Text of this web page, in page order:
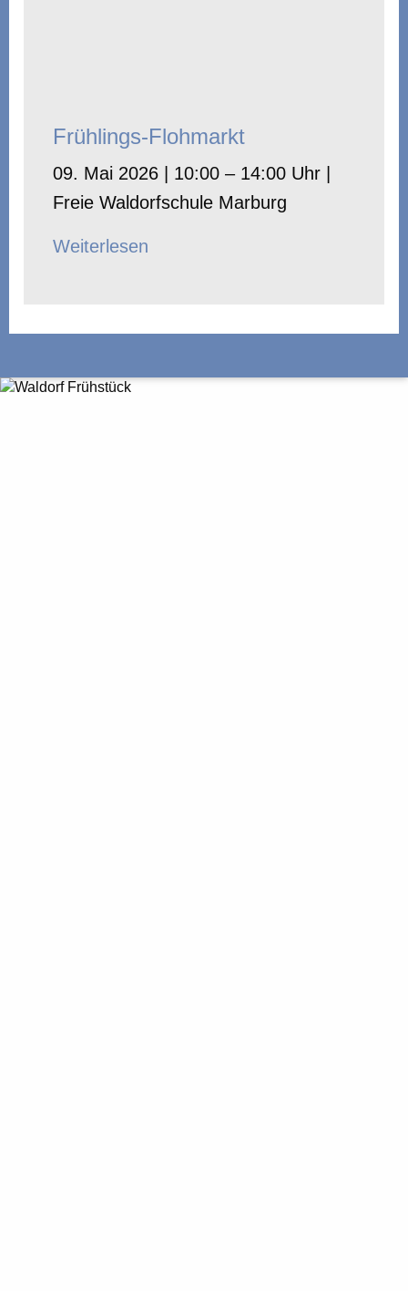
Frühlings-Flohmarkt
09. Mai 2026 | 10:00 – 14:00 Uhr |
Freie Waldorfschule Marburg
Weiterlesen